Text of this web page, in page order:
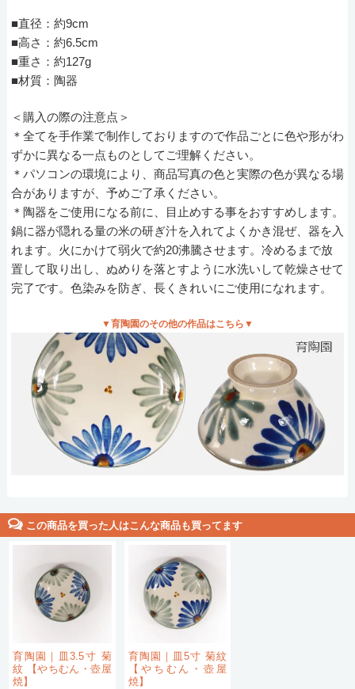
■直径：約9cm
■高さ：約6.5cm
■重さ：約127g
■材質：陶器
＜購入の際の注意点＞
＊全てを手作業で制作しておりますので作品ごとに色や形がわ
ずかに異なる一点ものとしてご理解ください。
＊パソコンの環境により、商品写真の色と実際の色が異なる場
合がありますが、予めご了承ください。
＊陶器をご使用になる前に、目止めする事をおすすめします。
鍋に器が隠れる量の米の研ぎ汁を入れてよくかき混ぜ、器を入
れます。火にかけて弱火で約20沸騰させます。冷めるまで放
置して取り出し、ぬめりを落とすように水洗いして乾燥させて
完了です。色染みを防ぎ、長くきれいにご使用になれます。
▼育陶園のその他の作品はこちら▼
この商品を買った人はこんな商品も買ってます
育陶園｜皿3.5寸 菊
紋 【やちむん・壺屋
焼】
育陶園｜皿5寸 菊紋
【やちむん・壺屋
焼】